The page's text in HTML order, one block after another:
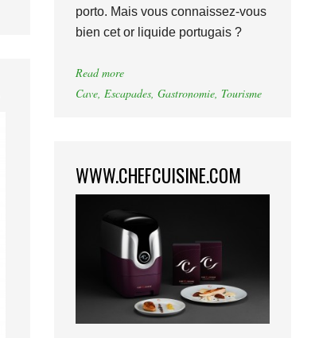
porto. Mais vous connaissez-vous
bien cet or liquide portugais ?
Read more
Cave, Escapades, Gastronomie, Tourisme
WWW.CHEFCUISINE.COM